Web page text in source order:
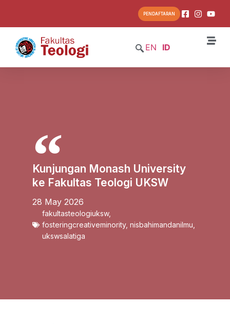
PENDAFTARAN
EN ID
Kunjungan Monash University
ke Fakultas Teologi UKSW
28 May 2026
fakultasteologiuksw,
fosteringcreativeminority, nisbahimandanilmu
ukswsalatiga